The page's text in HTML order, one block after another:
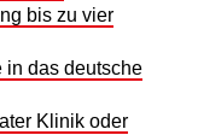
bis zu vier
in das deutsche
Klinik oder